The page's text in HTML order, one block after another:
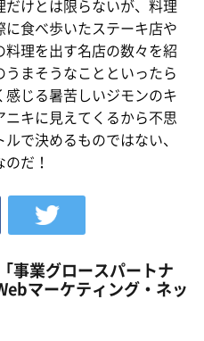
けとは限らないが、料理
食べ歩いたステーキ店や
理を出す名店の数々を紹
まそうなことといったら
じる暑苦しいジモンのキ
キに見えてくるから不思
で決めるものではない、
だ！
事業グロースパートナ
マーケティング・ネッ